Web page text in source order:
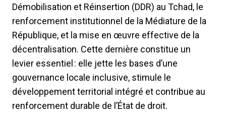
Démobilisation et Réinsertion (DDR) au Tchad, le
renforcement institutionnel de la Médiature de la
République, et la mise en œuvre effective de la
décentralisation. Cette dernière constitue un
levier essentiel : elle jette les bases d’une
gouvernance locale inclusive, stimule le
développement territorial intégré et contribue au
renforcement durable de l’État de droit.